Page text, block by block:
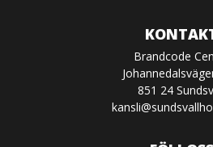
Brandcode
851 24